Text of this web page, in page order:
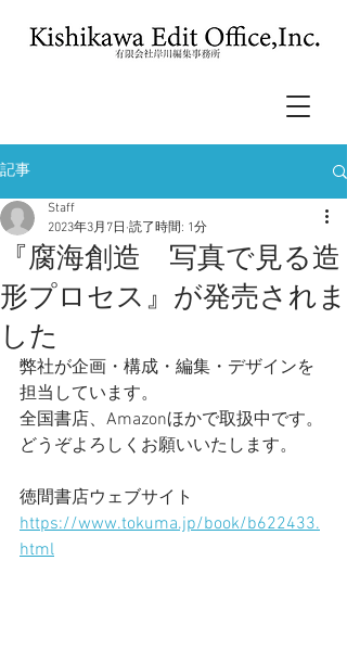
記事
『腐海創造 写真で見る造
形プロセス』が発売されま
した
Staff
2023年3月7日 読了時間: 1分
弊社が企画・構成・編集・デザインを
担当しています。
全国書店、Amazonほかで取扱中です。
どうぞよろしくお願いいたします。
徳間書店ウェブサイト
https://www.tokuma.jp/book/b622433.
html